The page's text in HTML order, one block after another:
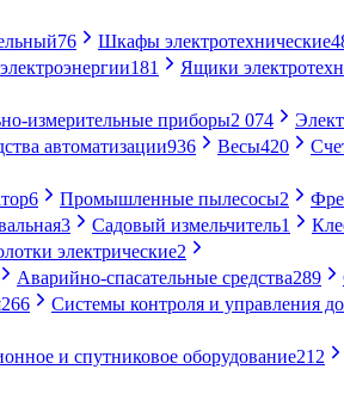
76 Шкафы электротехнические
181 Ящики
измерительные приборы2 074
автоматизации936 Весы420
6 Промышленные пылесосы2
3 Садовый измельчитель1
электрические2
Аварийно-спасательные средства289
266 Системы контроля и управления
и спутниковое оборудование212